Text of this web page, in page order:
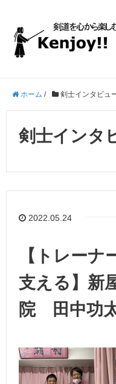
ホーム / 剣士インタビュ
剣士インタ
2022.05.24
【トレーナ
支える】新
院 田中功